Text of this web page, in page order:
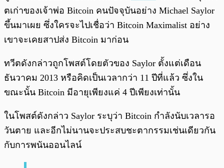
ตเก่าของเจ้าพ่อ Bitcoin คนปัจจุบันอย่าง Michael Saylor
ขึ้นมาเผย ซึ่งใครจะไปเชื่อว่า Bitcoin Maximalist อย่าง
เขาจะเคยสาปส่ง Bitcoin มาก่อน
ทวีตดังกล่าวถูกโพสต์โดยตัวของ Saylor ตั้งแต่เดือน
ธันวาคม 2013 หรือคิดเป็นเวลากว่า 11 ปีที่แล้ว ซึ่งใน
ขณะนั้น Bitcoin มีอายุเพียงแค่ 4 ปีเพียงเท่านั้น
ในโพสต์ดังกล่าว Saylor ระบุว่า Bitcoin กำลังนับเวลารอ
วันตาย และอีกไม่นานจะประสบชะตากรรมเช่นเดียวกัน
กับการพนันออนไลน์